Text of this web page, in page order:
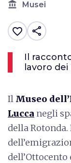
account_balance Musei
favorite_border share
Il
lavoro
Il Museo
Lucca negli
della